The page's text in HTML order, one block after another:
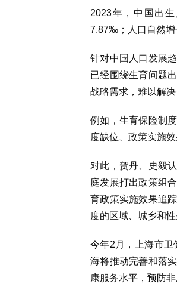
2023年，中国出
7.87‰；人口自然增
针对中国人口发展
已经围绕生育问题
战略需求，难以解决
例如，生育保险制
度缺位、政策实施效
对此，贺丹、史毅
庭发展打出政策组
育政策实施效果追
度的区域、城乡和性
今年2月，上海市卫
海将推动完善和落
康服务水平，预防